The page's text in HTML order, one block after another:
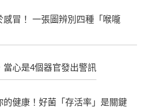
感冒！ 一張圖辨別四種「喉嚨
當心是4個器官發出警訊
的健康！好菌「存活率」是關鍵